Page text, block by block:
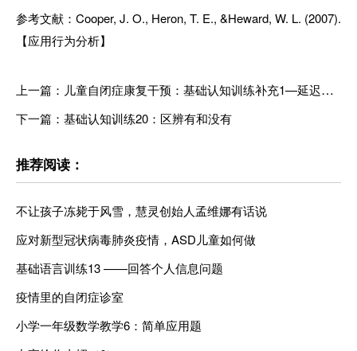
参考文献：Cooper, J. O., Heron, T. E., &Heward, W. L. (2007).
【应用行为分析】
上一篇：儿童自闭症康复干预：基础认知训练补充1—延迟配对
下一篇：基础认知训练20：区辨有和没有
推荐阅读：
不让孩子冻毙于风雪，慧灵创始人孟维娜有话说
应对新型冠状病毒肺炎疫情，ASD儿童如何做
基础语言训练13 ——回答个人信息问题
疫情里的自闭症诊室
小学一年级数学教学6：简单应用题